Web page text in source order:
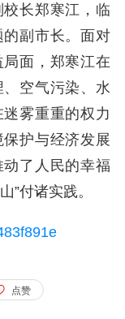
校长郑寒江，临
的副市长。面对
面， 郑寒江在
空气污染、水
迷雾重重的权力
保护与经济发展
动了人民的幸福
”付诸实践。
点赞